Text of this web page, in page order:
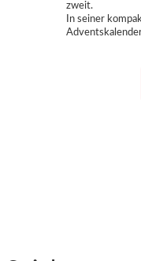
zweit.
In seiner